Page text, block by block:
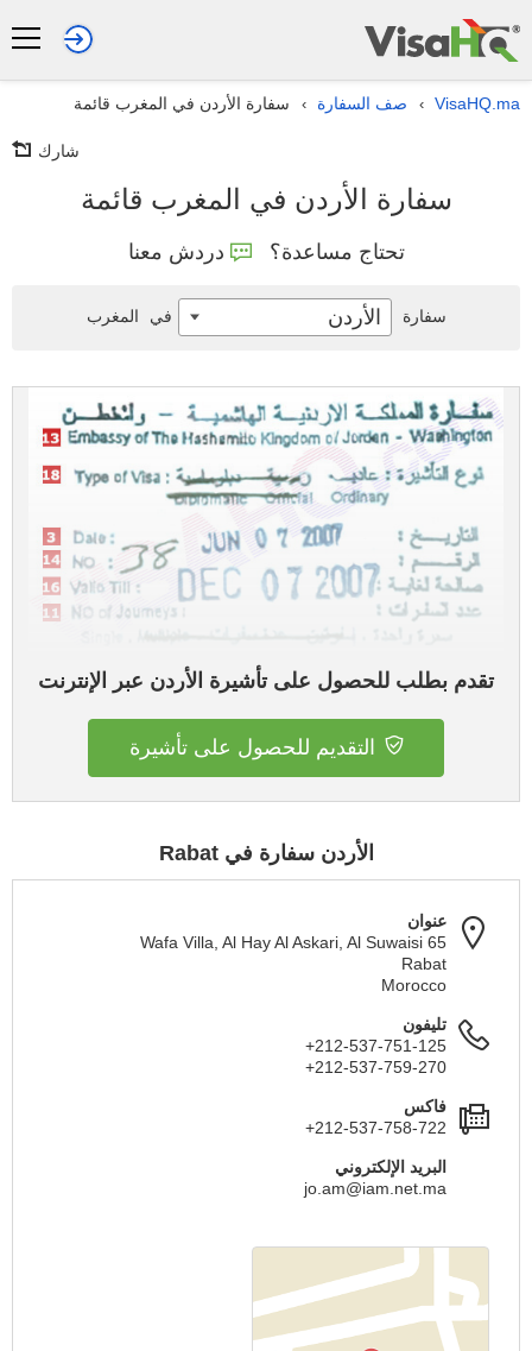
VisaHQ.ma
› صف السفارة › سفارة الأردن في المغرب قائمة
شارك
سفارة الأردن في المغرب قائمة
تحتاج مساعدة؟ دردش معنا
تقدم بطلب للحصول على تأشيرة الأردن عبر الإنترنت
التقديم للحصول على تأشيرة
الأردن سفارة في Rabat
عنوان
65 Wafa Villa, Al Hay Al Askari, Al Suwaisi
Rabat
Morocco
تليفون
+212-537-751-125
+212-537-759-270
فاكس
+212-537-758-722
البريد الإلكتروني
jo.am@iam.net.ma
سفارة الأردن في المغرب